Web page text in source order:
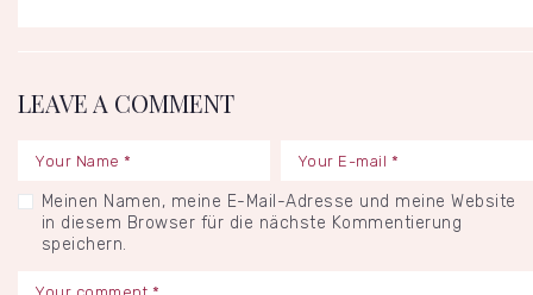
LEAVE A COMMENT
Meinen Namen, meine E-Mail-Adresse und meine Website
in diesem Browser für die nächste Kommentierung
speichern.